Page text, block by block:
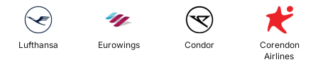
Lufthansa Eurowings Condor
Corendon
Airlines